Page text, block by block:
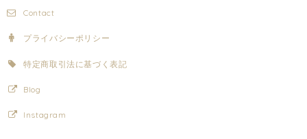
Contact
プライバシーポリシー
特定商取引法に基づく表記
Blog
Instagram